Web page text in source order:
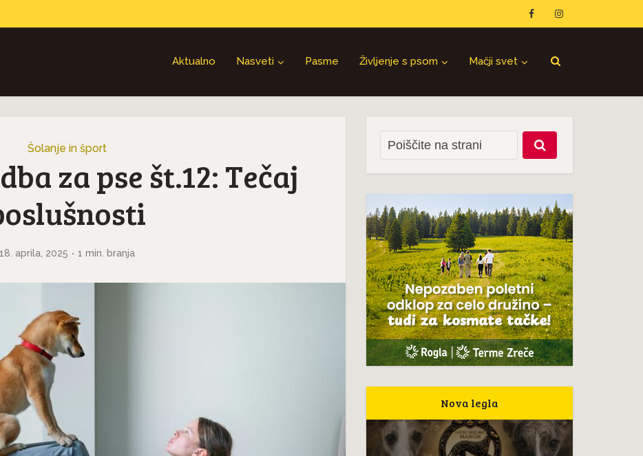
Aktualno Nasveti Pasme Življenje s psom Mačji svet
Šolanje in šport
za pse št.12: Tečaj
18. aprila, 2025 1 min. branja
Nova legla